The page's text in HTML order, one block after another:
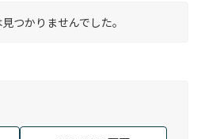
つかりませんでした。